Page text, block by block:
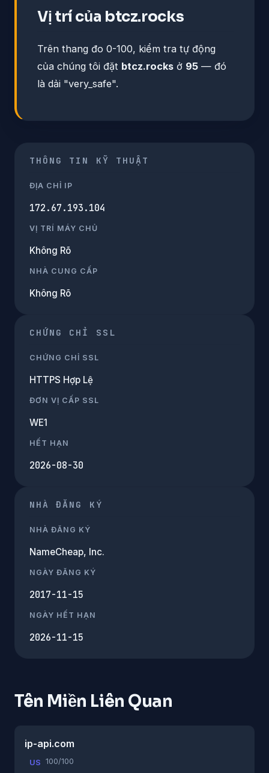
Vị trí của btcz.rocks
Trên thang đo 0-100, kiểm tra tự động
của chúng tôi đặt btcz.rocks ở 95 — đó
là dải "very_safe".
THÔNG TIN KỸ THUẬT
ĐỊA CHỈ IP
172.67.193.104
VỊ TRÍ MÁY CHỦ
Không Rõ
NHÀ CUNG CẤP
Không Rõ
CHỨNG CHỈ SSL
CHỨNG CHỈ SSL
HTTPS Hợp Lệ
ĐƠN VỊ CẤP SSL
WE1
HẾT HẠN
2026-08-30
NHÀ ĐĂNG KÝ
NHÀ ĐĂNG KÝ
NameCheap, Inc.
NGÀY ĐĂNG KÝ
2017-11-15
NGÀY HẾT HẠN
2026-11-15
Tên Miền Liên Quan
ip-api.com
US 100/100